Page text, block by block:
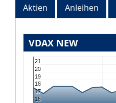
Aktien Anleihen
VDAX NEW
16
17
18
19
20
21